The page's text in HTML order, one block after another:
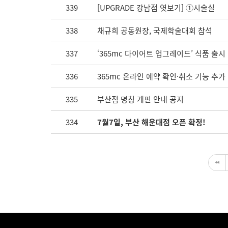
339 [UPGRADE 강남점 엿보기] ①시술실
338 채규희 공동원장, 국제학술대회 참석
337 ‘365mc 다이어트 업그레이드’ 식품 출시
336 365mc 온라인 예약 확인·취소 기능 추가
335 부산점 명칭 개편 안내 공지
334 7월7일, 부산 해운대점 오픈 확정!